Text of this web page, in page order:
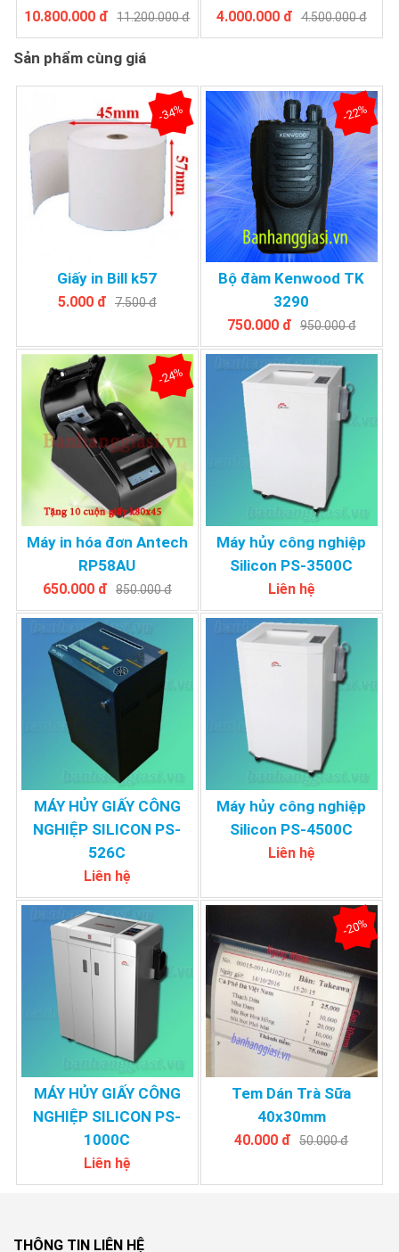
10.800.000 đ 11.200.000 đ 4.000.000 đ 4.500.000 đ
Sản phẩm cùng giá
Giấy in Bill k57
-34%
5.000 đ 7.500 đ
Bộ đàm Kenwood TK
3290
-22%
750.000 đ 950.000 đ
Máy in hóa đơn Antech
RP58AU
-24%
650.000 đ 850.000 đ
Máy hủy công nghiệp
Silicon PS-3500C
Liên hệ
MÁY HỦY GIẤY CÔNG
NGHIỆP SILICON PS-
526C
Liên hệ
Máy hủy công nghiệp
Silicon PS-4500C
Liên hệ
MÁY HỦY GIẤY CÔNG
NGHIỆP SILICON PS-
1000C
Liên hệ
Tem Dán Trà Sữa
40x30mm
-20%
40.000 đ 50.000 đ
THÔNG TIN LIÊN HỆ